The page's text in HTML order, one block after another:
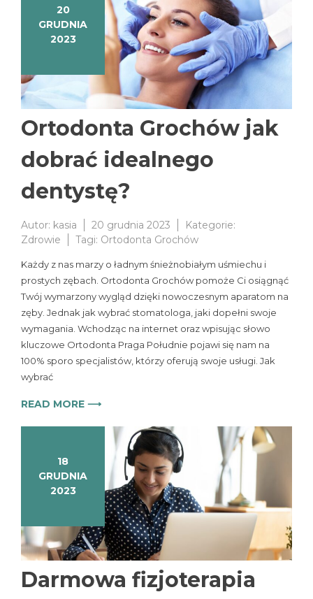
20
GRUDNIA
2023
Ortodonta Grochów jak
dobrać idealnego
dentystę?
Autor: kasia 20 grudnia 2023
Kategorie:
Zdrowie
Tagi: Ortodonta Grochów
Każdy z nas marzy o ładnym śnieżnobiałym uśmiechu i
prostych zębach. Ortodonta Grochów pomoże Ci osiągnąć
Twój wymarzony wygląd dzięki nowoczesnym aparatom na
zęby. Jednak jak wybrać stomatologa, jaki dopełni swoje
wymagania. Wchodząc na internet oraz wpisując słowo
kluczowe Ortodonta Praga Południe pojawi się nam na
100% sporo specjalistów, którzy oferują swoje usługi. Jak
wybrać
READ MORE ⟶
18
GRUDNIA
2023
Darmowa fizjoterapia